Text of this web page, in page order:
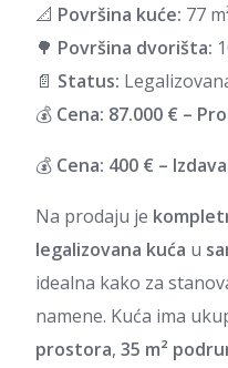
📐 Površina kuće: 77
🌳 Površina dvorišta:
📄 Status:
💰 Cena: 87.000 € –
💰 Cena: 400 € –
Na prodaju je
legalizovana kuća u
idealna kako za
namene. Kuća ima
prostora, 35 m²